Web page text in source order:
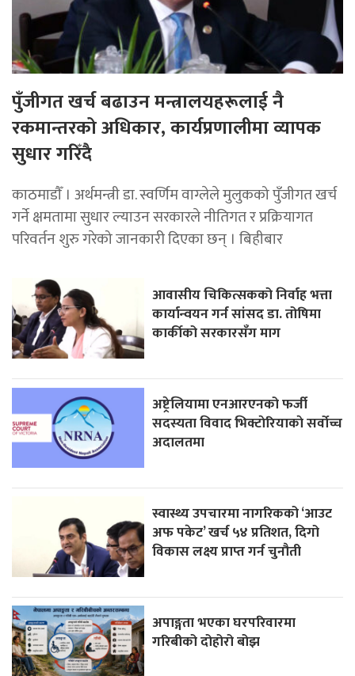
पुँजीगत खर्च बढाउन मन्त्रालयहरूलाई नै
रकमान्तरको अधिकार, कार्यप्रणालीमा व्यापक
सुधार गरिँदै
काठमाडाैँ । अर्थमन्त्री डा. स्वर्णिम वाग्लेले मुलुकको पुँजीगत खर्च
गर्ने क्षमतामा सुधार ल्याउन सरकारले नीतिगत र प्रक्रियागत
परिवर्तन शुरु गरेको जानकारी दिएका छन् । बिहीबार
आवासीय चिकित्सकको निर्वाह भत्ता
कार्यान्वयन गर्न सांसद डा. तोषिमा
कार्कीको सरकारसँग माग
अष्ट्रेलियामा एनआरएनको फर्जी
सदस्यता विवाद भिक्टाेरियाकाे सर्वोच्च
अदालतमा
स्वास्थ्य उपचारमा नागरिकको ‘आउट
अफ पकेट’ खर्च ५४ प्रतिशत, दिगो
विकास लक्ष्य प्राप्त गर्न चुनौती
अपाङ्गता भएका घरपरिवारमा
गरिबीको दोहोरो बोझ